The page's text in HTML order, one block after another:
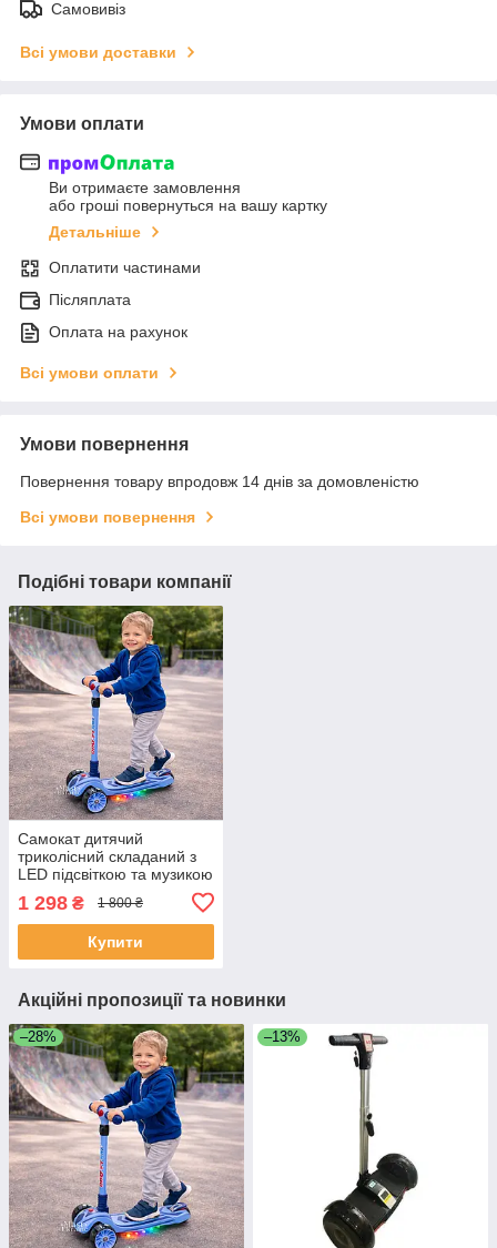
Самовивіз
Всі умови доставки
Умови оплати
Ви отримаєте замовлення
або гроші повернуться на вашу картку
Детальніше
Оплатити частинами
Післяплата
Оплата на рахунок
Всі умови оплати
Умови повернення
Повернення товару впродовж 14 днів за домовленістю
Всі умови повернення
Подібні товари компанії
Самокат дитячий
триколісний складаний з
LED підсвіткою та музикою
телескопічною ручкою
Блакитний, DSAM-6288-1-
1 298 ₴ 1 800 ₴
Купити
Акційні пропозиції та новинки
–28% –13%